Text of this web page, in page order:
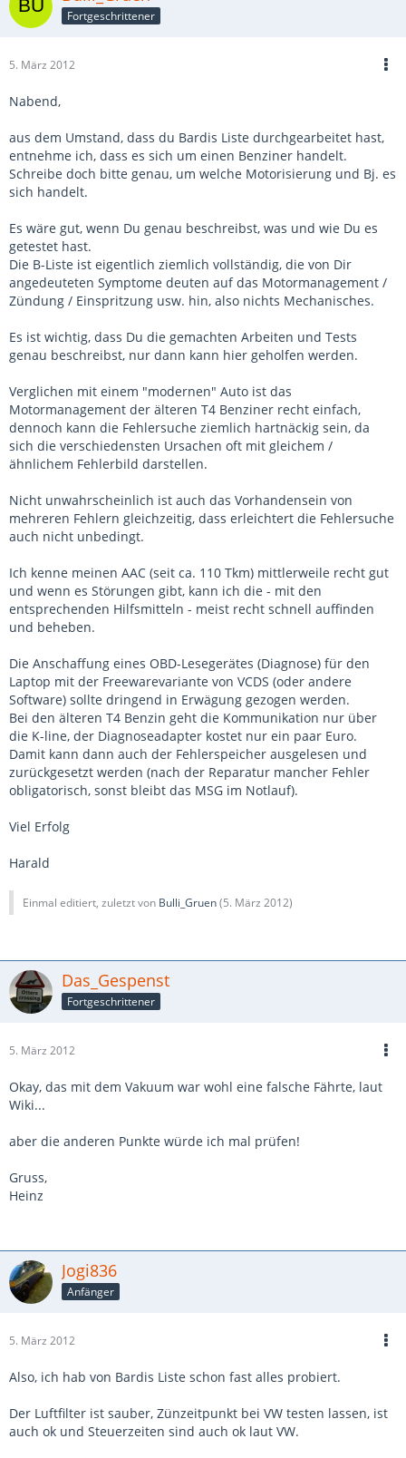
Fortgeschrittener
5. März 2012
Nabend,
aus dem Umstand, dass du Bardis Liste durchgearbeitet hast,
entnehme ich, dass es sich um einen Benziner handelt.
Schreibe doch bitte genau, um welche Motorisierung und Bj. es
sich handelt.
Es wäre gut, wenn Du genau beschreibst, was und wie Du es
getestet hast.
Die B-Liste ist eigentlich ziemlich vollständig, die von Dir
angedeuteten Symptome deuten auf das Motormanagement /
Zündung / Einspritzung usw. hin, also nichts Mechanisches.
Es ist wichtig, dass Du die gemachten Arbeiten und Tests
genau beschreibst, nur dann kann hier geholfen werden.
Verglichen mit einem "modernen" Auto ist das
Motormanagement der älteren T4 Benziner recht einfach,
dennoch kann die Fehlersuche ziemlich hartnäckig sein, da
sich die verschiedensten Ursachen oft mit gleichem /
ähnlichem Fehlerbild darstellen.
Nicht unwahrscheinlich ist auch das Vorhandensein von
mehreren Fehlern gleichzeitig, dass erleichtert die Fehlersuche
auch nicht unbedingt.
Ich kenne meinen AAC (seit ca. 110 Tkm) mittlerweile recht gut
und wenn es Störungen gibt, kann ich die - mit den
entsprechenden Hilfsmitteln - meist recht schnell auffinden
und beheben.
Die Anschaffung eines OBD-Lesegerätes (Diagnose) für den
Laptop mit der Freewarevariante von VCDS (oder andere
Software) sollte dringend in Erwägung gezogen werden.
Bei den älteren T4 Benzin geht die Kommunikation nur über
die K-line, der Diagnoseadapter kostet nur ein paar Euro.
Damit kann dann auch der Fehlerspeicher ausgelesen und
zurückgesetzt werden (nach der Reparatur mancher Fehler
obligatorisch, sonst bleibt das MSG im Notlauf).
Viel Erfolg
Harald
Einmal editiert, zuletzt von Bulli_Gruen(5. März 2012)
Das_Gespenst
Fortgeschrittener
5. März 2012
Okay, das mit dem Vakuum war wohl eine falsche Fährte, laut
Wiki...
aber die anderen Punkte würde ich mal prüfen!
Gruss,
Heinz
Jogi836
Anfänger
5. März 2012
Also, ich hab von Bardis Liste schon fast alles probiert.
Der Luftfilter ist sauber, Zünzeitpunkt bei VW testen lassen, ist
auch ok und Steuerzeiten sind auch ok laut VW.